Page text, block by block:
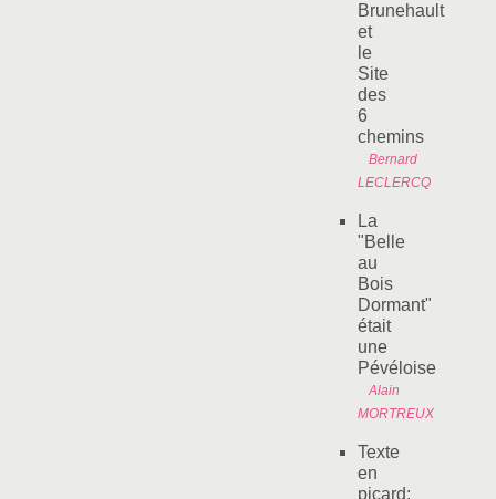
Brunehault
et
le
Site
des
6
chemins
Bernard
LECLERCQ
La
"Belle
au
Bois
Dormant"
était
une
Pévéloise
Alain
MORTREUX
Texte
en
picard: